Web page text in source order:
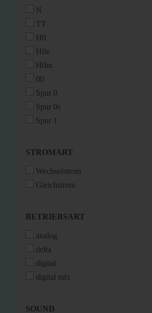
N
TT
H0
H0e
H0m
00
Spur 0
Spur 0e
Spur 1
STROMART
STROMART
Wechselstrom
Gleichstrom
BETRIEBSART
BETRIEBSART
analog
delta
digital
digital mfx
SOUND
SOUND